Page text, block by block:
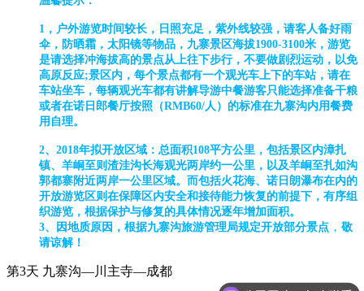
1，户外游览时间较长，日照充足，紫外线较强，请客人备好雨
伞，防晒霜，太阳镜等物品，九寨景区海拔1900-3100米，游览
是请选择冲海拔高的景点从上往下步行，不要做剧烈运动，以免
高原反应;景区内，每个景点都有一个观光车上下的车站，请在
车站坐车，每辆观光车都有讲解导游中餐游客只能选择准备干粮
或者在诺日郎餐厅按照（RMB60/人）的标准在九寨沟内用餐费
用自理。
2、2018年拟开放区域：总面积108平方公里，包括景区内漳扎
镇、羊峒至则渣洼沟长海观光两岸约一公里，以及羊峒至扎如沟
郭都寨附近两岸一公里区域。而包括火花海、诺日朗瀑布在内的
开放游览区则在保障区内安全和接待能力恢复的前提下，有序组
织游览，根据保护与修复的具体情况逐年增加面积。
3、
因地质原因，根据九寨沟旅游管理局规定开放部分景点 ， 敬
请谅解！
第3天 九寨沟—川主寺—成都